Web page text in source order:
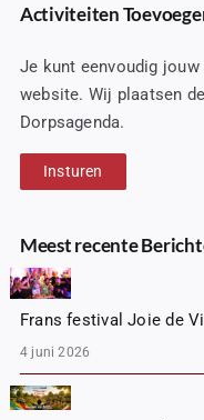
Activiteiten
Je kunt eenvoudig
website. Wij plaatsen
Dorpsagenda.
Insturen
Meest recente
Frans festival Joie de
4 juni 2026